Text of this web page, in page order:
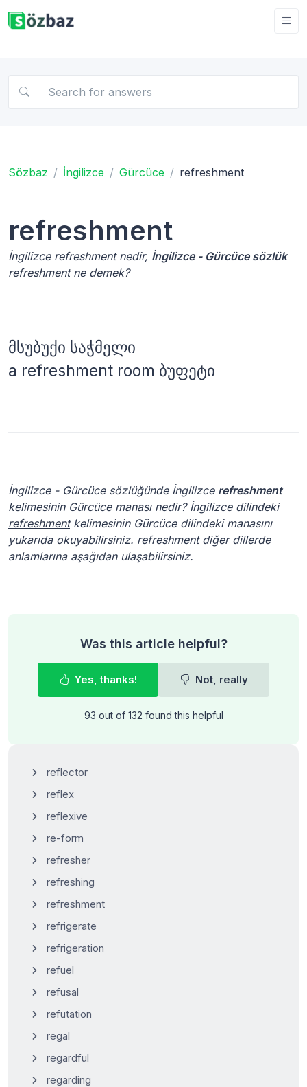
Sözbaz İngilizce Gürcüce refreshment
refreshment
İngilizce refreshment nedir, İngilizce - Gürcüce sözlük
refreshment ne demek?
მსუბუქი საჭმელი
a refreshment room ბუფეტი
İngilizce - Gürcüce sözlüğünde İngilizce refreshment
kelimesinin Gürcüce manası nedir? İngilizce dilindeki
refreshmentkelimesinin Gürcüce dilindeki manasını
yukarıda okuyabilirsiniz. refreshment diğer dillerde
anlamlarına aşağıdan ulaşabilirsiniz.
Was this article helpful?
Yes, thanks! Not, really
93 out of 132 found this helpful
reflector
reflex
reflexive
re-form
refresher
refreshing
refreshment
refrigerate
refrigeration
refuel
refusal
refutation
regal
regardful
regarding